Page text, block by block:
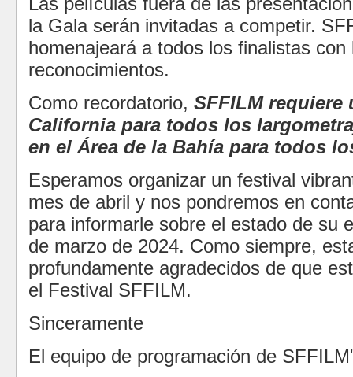
la Gala serán invitadas a competir.
homenajeará a todos los finalistas con
reconocimientos.
Como recordatorio, SFFILM requiere
California para todos los
en el Área de la Bahía para todos
Esperamos organizar un festival
mes de abril y nos pondremos en
para informarle sobre el estado de su
de marzo de 2024. Como siempre,
profundamente agradecidos de que
el Festival SFFILM.
Sinceramente
El equipo de programación de